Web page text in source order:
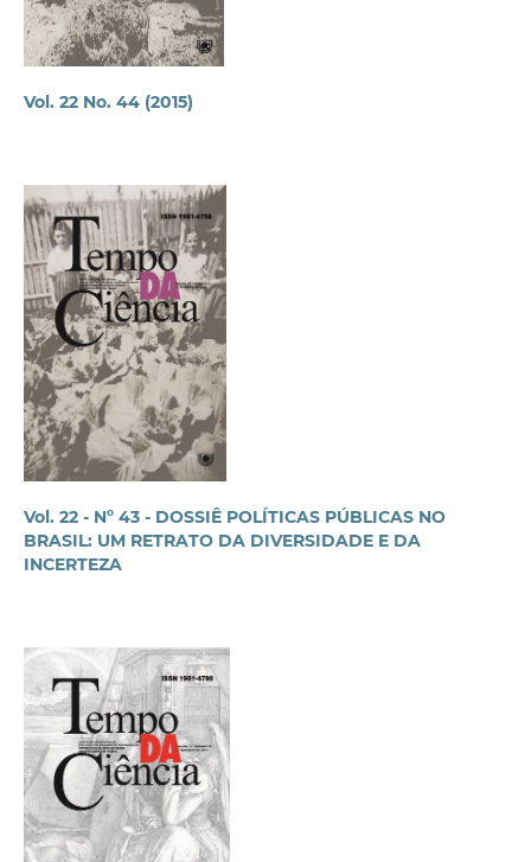
Vol. 22 No. 44 (2015)
Vol. 22 - Nº 43 - DOSSIÊ POLÍTICAS PÚBLICAS NO
BRASIL: UM RETRATO DA DIVERSIDADE E DA
INCERTEZA